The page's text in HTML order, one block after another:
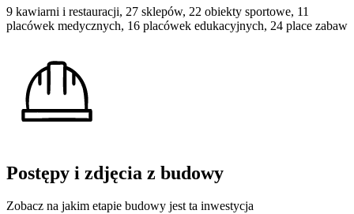
9 kawiarni i restauracji, 27 sklepów, 22 obiekty sportowe, 11
placówek medycznych, 16 placówek edukacyjnych, 24 place zabaw
Postępy i zdjęcia z budowy
Zobacz na jakim etapie budowy jest ta inwestycja